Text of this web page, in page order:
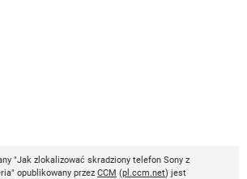
"Jak zlokalizować skradziony telefon Sony z
opublikowany przez CCM (pl.ccm.net) jest